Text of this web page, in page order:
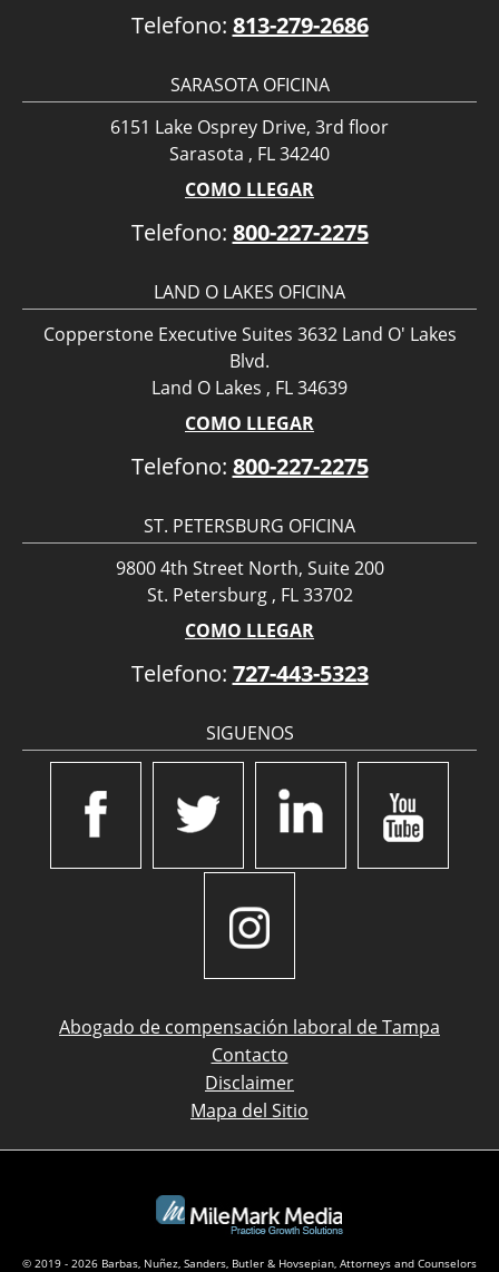
Telefono: 813-279-2686
SARASOTA OFICINA
6151 Lake Osprey Drive, 3rd floor
Sarasota , FL 34240
COMO LLEGAR
Telefono: 800-227-2275
LAND O LAKES OFICINA
Copperstone Executive Suites 3632 Land O' Lakes
Blvd.
Land O Lakes , FL 34639
COMO LLEGAR
Telefono: 800-227-2275
ST. PETERSBURG OFICINA
9800 4th Street North, Suite 200
St. Petersburg , FL 33702
COMO LLEGAR
Telefono: 727-443-5323
SIGUENOS
Abogado de compensación laboral de Tampa
Contacto
Disclaimer
Mapa del Sitio
© 2019 - 2026 Barbas, Nuñez, Sanders, Butler & Hovsepian, Attorneys and Counselors